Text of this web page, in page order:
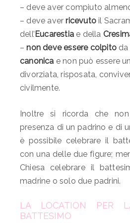
– deve aver compiuto
– deve averricevuto il
dell’ Eucarestia e della
– non deve essere colpito
canonica e non può essere
divorziata, risposata,
civilmente.
Inoltre si ricorda che
presenza di un padrino e di
è possibile celebrare il
con una delle due figure;
Chiesa celebrare il
madrine o solo due padrini.
LA LOCATION PER
BATTESIMO